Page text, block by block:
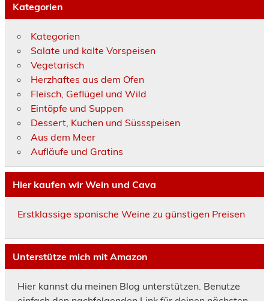
Kategorien
Kategorien
Salate und kalte Vorspeisen
Vegetarisch
Herzhaftes aus dem Ofen
Fleisch, Geflügel und Wild
Eintöpfe und Suppen
Dessert, Kuchen und Süssspeisen
Aus dem Meer
Aufläufe und Gratins
Hier kaufen wir Wein und Cava
Erstklassige spanische Weine zu günstigen Preisen
Unterstütze mich mit Amazon
Hier kannst du meinen Blog unterstützen. Benutze